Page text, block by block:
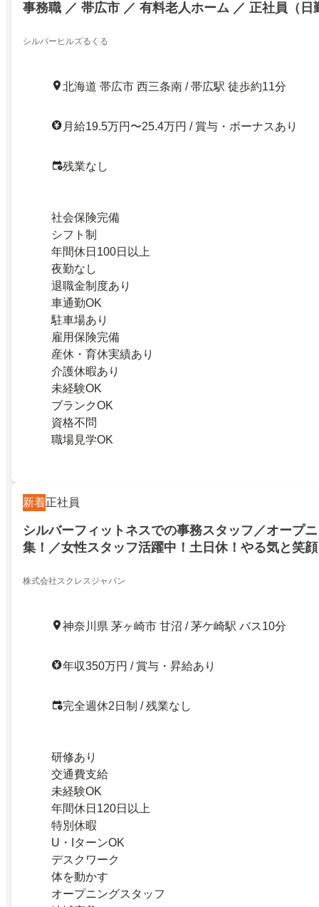
事務職 ／ 帯広市 ／ 有料老人ホーム ／ 正社員（日
シルバーヒルズるくる
北海道 帯広市 西三条南 / 帯広駅 徒歩約11分
月給19.5万円〜25.4万円 / 賞与・ボーナスあり
残業なし
社会保険完備
シフト制
年間休日100日以上
夜勤なし
退職金制度あり
車通勤OK
駐車場あり
雇用保険完備
産休・育休実績あり
介護休暇あり
未経験OK
ブランクOK
資格不問
職場見学OK
新着正社員
シルバーフィットネスでの事務スタッフ／オープ
集！／女性スタッフ活躍中！土日休！やる気と笑
株式会社スクレスジャパン
神奈川県 茅ヶ崎市 甘沼 / 茅ケ崎駅 バス10分
年収350万円 / 賞与・昇給あり
完全週休2日制 / 残業なし
研修あり
交通費支給
未経験OK
年間休日120日以上
特別休暇
U・IターンOK
デスクワーク
体を動かす
オープニングスタッフ